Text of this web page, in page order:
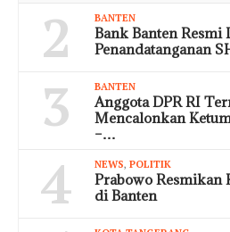
2 BANTEN
Bank Banten Resmi
Penandatanganan
3 BANTEN
Anggota DPR RI
Mencalonkan
–…
4 NEWS, POLITIK
Prabowo Resmikan
di Banten